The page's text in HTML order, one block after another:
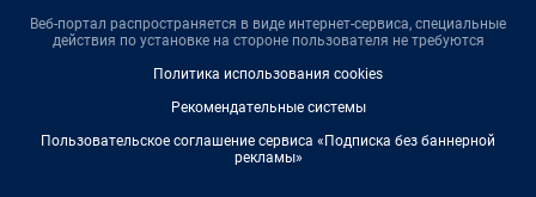
Веб-портал распространяется в виде интернет-сервиса, специальные
действия по установке на стороне пользователя не требуются
Политика использования cookies
Рекомендательные системы
Пользовательское соглашение сервиса «Подписка без баннерной
рекламы»